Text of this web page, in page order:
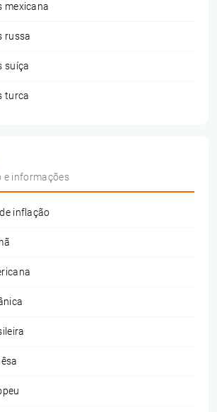
mexicana
russa
suíça
turca
e informações
inflação